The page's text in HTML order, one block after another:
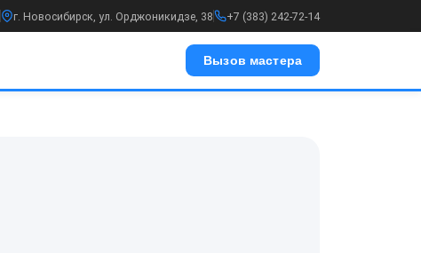
г. Новосибирск, ул. Орджоникидзе, 38 +7 (383) 242-72-14
Вызов мастера